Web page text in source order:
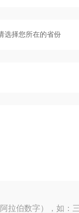
拉伯数字），如：